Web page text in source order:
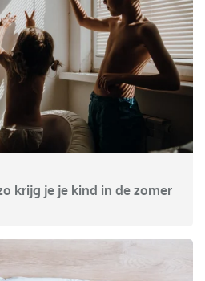
krijg je je kind in de zomer